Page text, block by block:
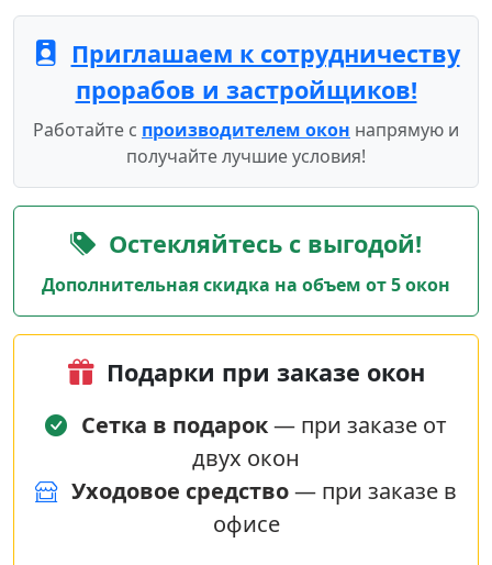
Приглашаем к сотрудничеству
прорабов и застройщиков!
Работайте с производителем окон напрямую и
получайте лучшие условия!
Остекляйтесь с выгодой!
Дополнительная скидка на объем от 5 окон
Подарки при заказе окон
Сетка в подарок— при заказе от
двух окон
Уходовое средство— при заказе в
офисе